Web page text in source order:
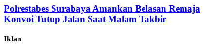
Polrestabes Surabaya Amankan Belasan Remaja
Konvoi Tutup Jalan Saat Malam Takbir
Iklan